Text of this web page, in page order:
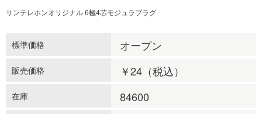
サンテレホンオリジナル 6極4芯モジュラプラグ
標準価格 オープン
販売価格 ￥24（税込）
在庫 84600